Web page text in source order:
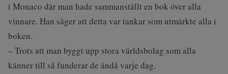
i Monaco där man hade sammanställt en bok över alla
vinnare. Han säger att detta var tankar som utmärkte alla i
boken.
– Trots att man byggt upp stora världsbolag som alla
känner till så funderar de ändå varje dag.